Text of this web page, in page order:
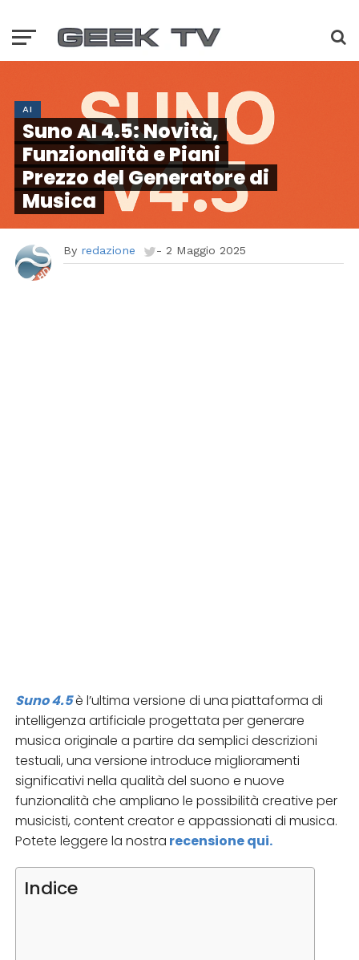
AI
Suno AI 4.5: Novità,
Funzionalità e Piani
Prezzo del Generatore di
Musica
By redazione - 2 Maggio 2025
Suno 4.5è l’ultima versione di una piattaforma di
intelligenza artificiale progettata per generare
musica originale a partire da semplici descrizioni
testuali, una versione introduce miglioramenti
significativi nella qualità del suono e nuove
funzionalità che ampliano le possibilità creative per
musicisti, content creator e appassionati di musica.
Potete leggere la nostra recensione qui.
Indice